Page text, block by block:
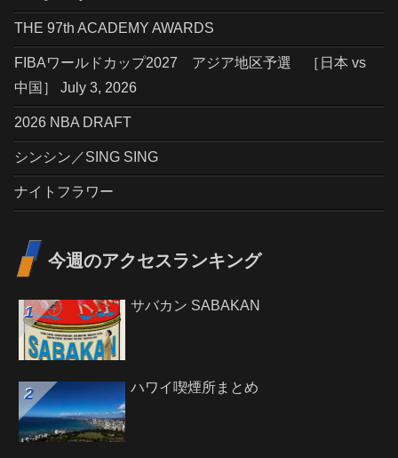
THE 97th ACADEMY AWARDS
FIBAワールドカップ2027 アジア地区予選 ［日本 vs
中国］ July 3, 2026
2026 NBA DRAFT
シンシン／SING SING
ナイトフラワー
今週のアクセスランキング
サバカン SABAKAN
ハワイ喫煙所まとめ